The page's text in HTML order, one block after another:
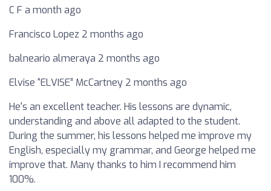
C F a month ago
Francisco Lopez 2 months ago
balneario almeraya 2 months ago
Elvise “ELVISE” McCartney 2 months ago
He's an excellent teacher. His lessons are dynamic,
understanding and above all adapted to the student.
During the summer, his lessons helped me improve my
English, especially my grammar, and George helped me
improve that. Many thanks to him I recommend him
100%.